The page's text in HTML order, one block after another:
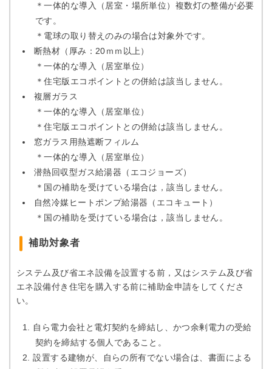
＊一体的な導入（居室・場所単位）複数灯の整備が必要
です。
＊電球の取り替えのみの場合は対象外です。
断熱材（厚み：20ｍｍ以上）
＊一体的な導入（居室単位）
＊住宅版エコポイントとの併給は該当しません。
複層ガラス
＊一体的な導入（居室単位）
＊住宅版エコポイントとの併給は該当しません。
窓ガラス用熱遮断フィルム
＊一体的な導入（居室単位）
潜熱回収型ガス給湯器（エコジョーズ）
＊国の補助を受けている場合は，該当しません。
自然冷媒ヒートポンプ給湯器（エコキュート）
＊国の補助を受けている場合は，該当しません。
補助対象者
システム及び省エネ設備を設置する前，又はシステム及び省
エネ設備付き住宅を購入する前に補助金申請をしてくださ
い。
自ら電力会社と電灯契約を締結し、かつ余剰電力の受給
契約を締結する個人であること。
設置する建物が、自らの所有でない場合は、書面による